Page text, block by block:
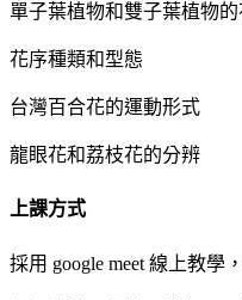
單子葉植物和雙子葉植物
花序種類和型態
台灣百合花的運動形式
龍眼花和荔枝花的分辨
上課方式
採用 google meet 線上教學